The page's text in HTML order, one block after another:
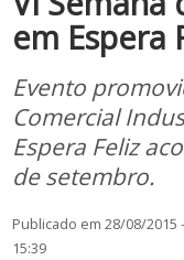
em Espera
Evento
Comercial
Espera Feliz
de setembro.
Publicado em 28/08/
15:39